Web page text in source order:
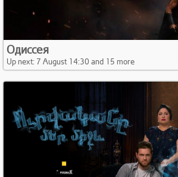
Одиссея
Up next: 7 August 14:30 and 15 more